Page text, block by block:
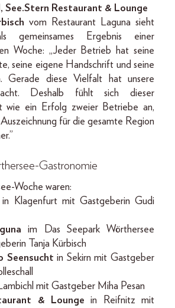
See.Stern Restaurant & Lounge
vom Restaurant Laguna sieht
gemeinsames Ergebnis einer
Woche: „Jeder Betrieb hat seine
seine eigene Handschrift und seine
Gerade diese Vielfalt hat unsere
Deshalb fühlt sich dieser
wie ein Erfolg zweier Betriebe an,
für die gesamte Region
Gastronomie
Woche waren:
in Klagenfurt mit Gastgeberin Gudi
im Das Seepark Wörthersee
Tanja Kürbisch
Seensucht in Sekirn mit Gastgeber
mit Gastgeber Miha Pesan
& Lounge in Reifnitz mit